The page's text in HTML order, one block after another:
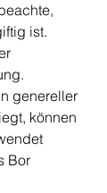
ist.
genereller
können
Bor